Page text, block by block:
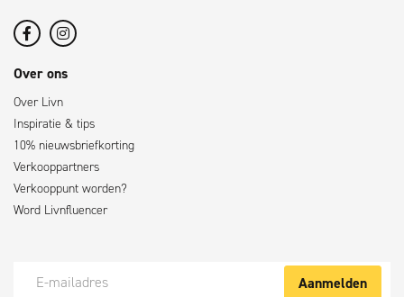
Over ons
Over Livn
Inspiratie & tips
10% nieuwsbriefkorting
Verkooppartners
Verkooppunt worden?
Word Livnfluencer
Aanmelden